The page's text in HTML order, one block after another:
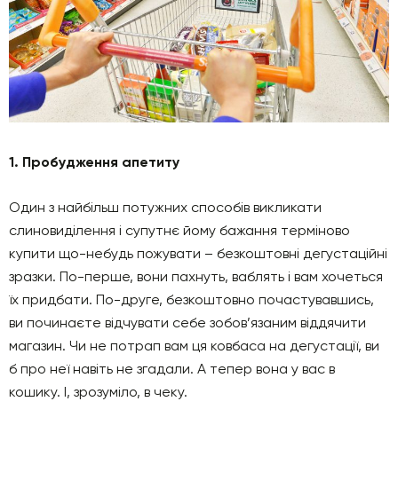
1. Пробудження апетиту
Один з найбільш потужних способів викликати
слиновиділення і супутнє йому бажання терміново
купити що-небудь пожувати – безкоштовні дегустаційні
зразки. По-перше, вони пахнуть, ваблять і вам хочеться
їх придбати. По-друге, безкоштовно почастувавшись,
ви починаєте відчувати себе зобов’язаним віддячити
магазин. Чи не потрап вам ця ковбаса на дегустації, ви
б про неї навіть не згадали. А тепер вона у вас в
кошику. І, зрозуміло, в чеку.